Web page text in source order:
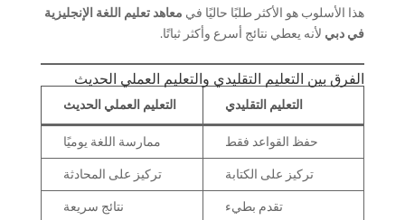
هذا الأسلوب هو الأكثر طلبًا حاليًا فيمعاهد تعليم اللغة الإنجليزية
في دبيلأنه يعطي نتائج أسرع وأكثر ثباتًا.
الفرق بين التعليم التقليدي والتعليم العملي الحديث
التعليم التقليدي
التعليم العملي الحديث
حفظ القواعد فقط
ممارسة اللغة يوميًا
تركيز على الكتابة
تركيز على المحادثة
تقدم بطيء
نتائج سريعة